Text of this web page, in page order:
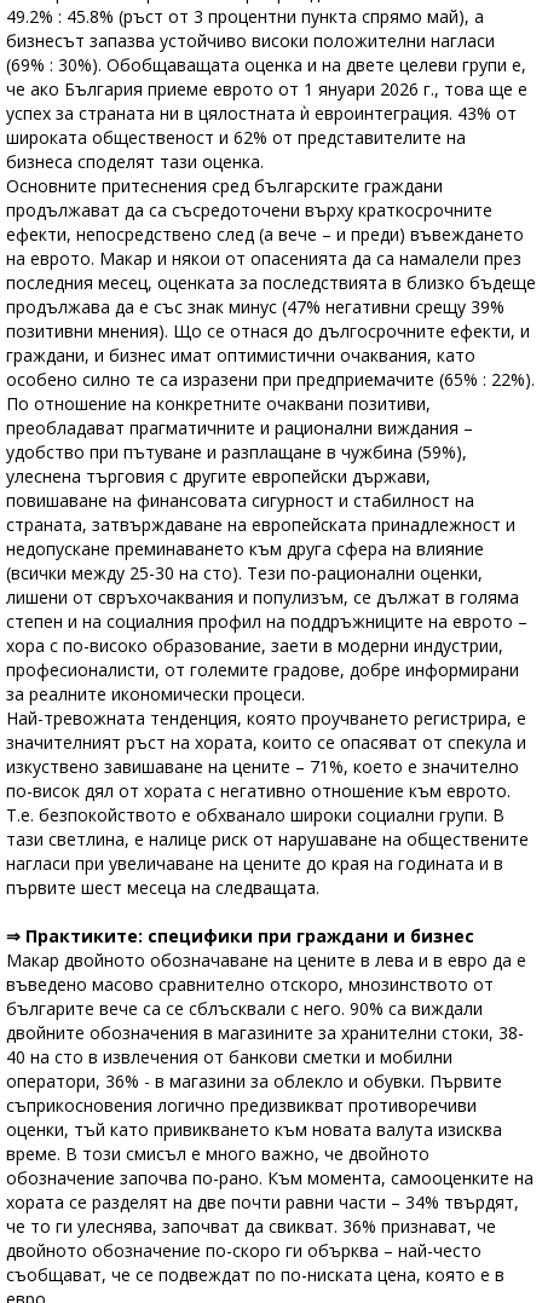
49.2% : 45.8% (ръст от 3 процентни пункта спрямо май), а
бизнесът запазва устойчиво високи положителни нагласи
(69% : 30%). Обобщаващата оценка и на двете целеви групи е,
че ако България приеме еврото от 1 януари 2026 г., това ще е
успех за страната ни в цялостната ѝ евроинтеграция. 43% от
широката общественост и 62% от представителите на
бизнеса споделят тази оценка.
Основните притеснения сред българските граждани
продължават да са съсредоточени върху краткосрочните
ефекти, непосредствено след (а вече – и преди) въвеждането
на еврото. Макар и някои от опасенията да са намалели през
последния месец, оценката за последствията в близко бъдеще
продължава да е със знак минус (47% негативни срещу 39%
позитивни мнения). Що се отнася до дългосрочните ефекти, и
граждани, и бизнес имат оптимистични очаквания, като
особено силно те са изразени при предприемачите (65% : 22%).
По отношение на конкретните очаквани позитиви,
преобладават прагматичните и рационални виждания –
удобство при пътуване и разплащане в чужбина (59%),
улеснена търговия с другите европейски държави,
повишаване на финансовата сигурност и стабилност на
страната, затвърждаване на европейската принадлежност и
недопускане преминаването към друга сфера на влияние
(всички между 25-30 на сто). Тези по-рационални оценки,
лишени от свръхочаквания и популизъм, се дължат в голяма
степен и на социалния профил на поддръжниците на еврото –
хора с по-високо образование, заети в модерни индустрии,
професионалисти, от големите градове, добре информирани
за реалните икономически процеси.
Най-тревожната тенденция, която проучването регистрира, е
значителният ръст на хората, които се опасяват от спекула и
изкуствено завишаване на цените – 71%, което е значително
по-висок дял от хората с негативно отношение към еврото.
Т.е. безпокойството е обхванало широки социални групи. В
тази светлина, е налице риск от нарушаване на обществените
нагласи при увеличаване на цените до края на годината и в
първите шест месеца на следващата.
⇒ Практиките: специфики при граждани и бизнес
Макар двойното обозначаване на цените в лева и в евро да е
въведено масово сравнително отскоро, мнозинството от
българите вече са се сблъсквали с него. 90% са виждали
двойните обозначения в магазините за хранителни стоки, 38-
40 на сто в извлечения от банкови сметки и мобилни
оператори, 36% - в магазини за облекло и обувки. Първите
съприкосновения логично предизвикват противоречиви
оценки, тъй като привикването към новата валута изисква
време. В този смисъл е много важно, че двойното
обозначение започва по-рано. Към момента, самооценките на
хората се разделят на две почти равни части – 34% твърдят,
че то ги улеснява, започват да свикват. 36% признават, че
двойното обозначение по-скоро ги обърква – най-често
съобщават, че се подвеждат по по-ниската цена, която е в